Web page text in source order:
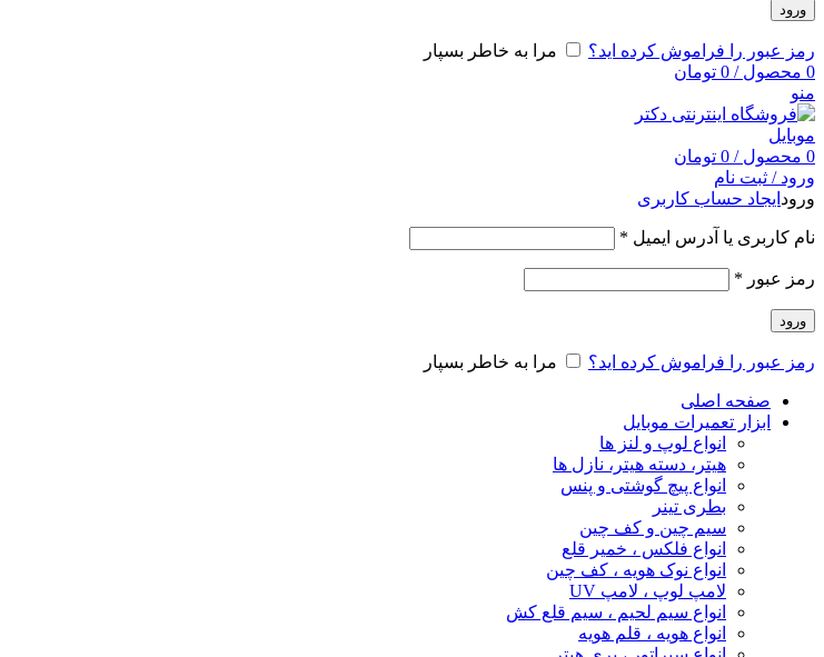
ورود
رمز عبور را فراموش کرده اید؟
مرا به خاطر بسپار
0 محصول /
0 تومان
منو
0 محصول /
0 تومان
ورود / ثبت نام
ورود ایجاد حساب کاربری
نام کاربری یا آدرس ایمیل *
رمز عبور *
ورود
رمز عبور را فراموش کرده اید؟ مرا به خاطر بسپار
صفحه اصلی
ابزار تعمیرات موبایل
انواع لوپ و لنز ها
هیتر، دسته هیتر، نازل ها
انواع پیچ‌ گوشتی و پنس
بطری تینر
سیم چین و کف چین
انواع فلکس ، خمیر قلع
انواع نوک هویه ، کف چین
لامپ لوپ ، لامپ UV
انواع سیم لحیم ، سیم قلع کش
انواع هویه ، قلم هویه